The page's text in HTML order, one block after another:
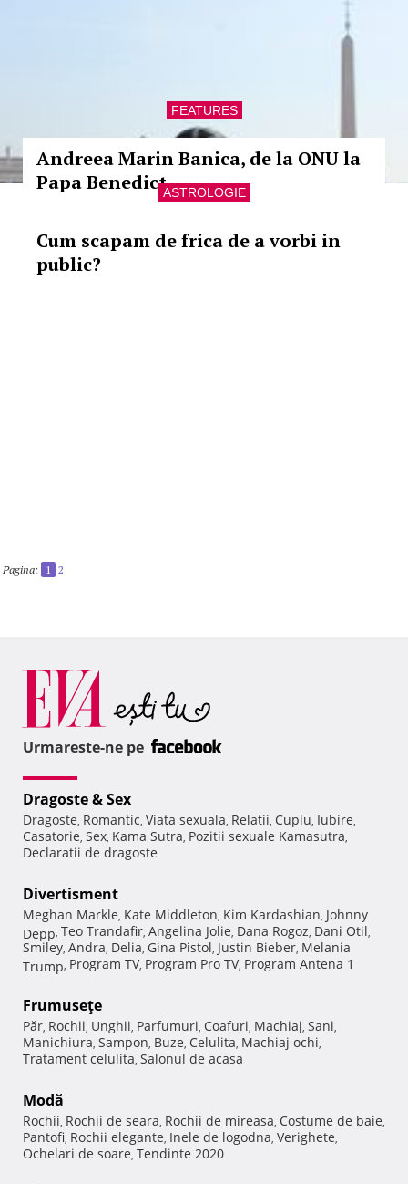
FEATURES
Andreea Marin Banica, de la ONU la
Papa BenedictASTROLOGIE
Cum scapam de frica de a vorbi in
public?
Pagina: 1 2
Urmareste-ne pe
Dragoste & Sex
Dragoste, Romantic, Viata sexuala, Relatii, Cuplu, Iubire,
Casatorie, Sex, Kama Sutra, Pozitii sexuale Kamasutra,
Declaratii de dragoste
Divertisment
Meghan Markle, Kate Middleton, Kim Kardashian, Johnny
Depp, Teo Trandafir, Angelina Jolie, Dana Rogoz, Dani Otil,
Smiley, Andra, Delia, Gina Pistol, Justin Bieber, Melania
Trump, Program TV, Program Pro TV, Program Antena 1
Frumuseţe
Păr, Rochii, Unghii, Parfumuri, Coafuri, Machiaj, Sani,
Manichiura, Sampon, Buze, Celulita, Machiaj ochi,
Tratament celulita, Salonul de acasa
Modă
Rochii, Rochii de seara, Rochii de mireasa, Costume de baie,
Pantofi, Rochii elegante, Inele de logodna, Verighete,
Ochelari de soare, Tendinte 2020